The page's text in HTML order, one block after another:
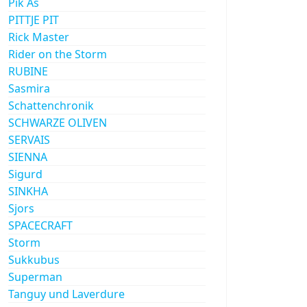
PITTJE PIT
Rick Master
Rider on the Storm
RUBINE
Sasmira
Schattenchronik
SCHWARZE OLIVEN
SERVAIS
SIENNA
Sigurd
SINKHA
Sjors
SPACECRAFT
Storm
Sukkubus
Superman
Tanguy und Laverdure